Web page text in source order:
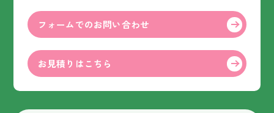
フォームでのお問い合わせ
お見積りはこちら